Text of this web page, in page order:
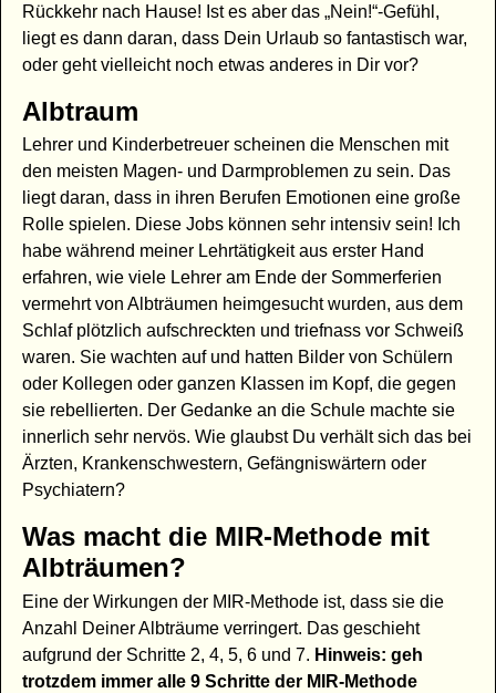
Rückkehr nach Hause! Ist es aber das „Nein!“-Gefühl,
liegt es dann daran, dass Dein Urlaub so fantastisch war,
oder geht vielleicht noch etwas anderes in Dir vor?
Albtraum
Lehrer und Kinderbetreuer scheinen die Menschen mit
den meisten Magen- und Darmproblemen zu sein. Das
liegt daran, dass in ihren Berufen Emotionen eine große
Rolle spielen. Diese Jobs können sehr intensiv sein! Ich
habe während meiner Lehrtätigkeit aus erster Hand
erfahren, wie viele Lehrer am Ende der Sommerferien
vermehrt von Albträumen heimgesucht wurden, aus dem
Schlaf plötzlich aufschreckten und triefnass vor Schweiß
waren. Sie wachten auf und hatten Bilder von Schülern
oder Kollegen oder ganzen Klassen im Kopf, die gegen
sie rebellierten. Der Gedanke an die Schule machte sie
innerlich sehr nervös. Wie glaubst Du verhält sich das bei
Ärzten, Krankenschwestern, Gefängniswärtern oder
Psychiatern?
Was macht die MIR-Methode mit
Albträumen?
Eine der Wirkungen der MIR-Methode ist, dass sie die
Anzahl Deiner Albträume verringert. Das geschieht
aufgrund der Schritte 2, 4, 5, 6 und 7. Hinweis: geh
trotzdem immer alle 9 Schritte der MIR-Methode